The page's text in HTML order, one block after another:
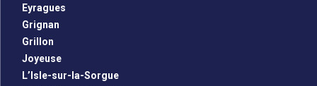
Eyragues
Grignan
Grillon
Joyeuse
L’Isle-sur-la-Sorgue